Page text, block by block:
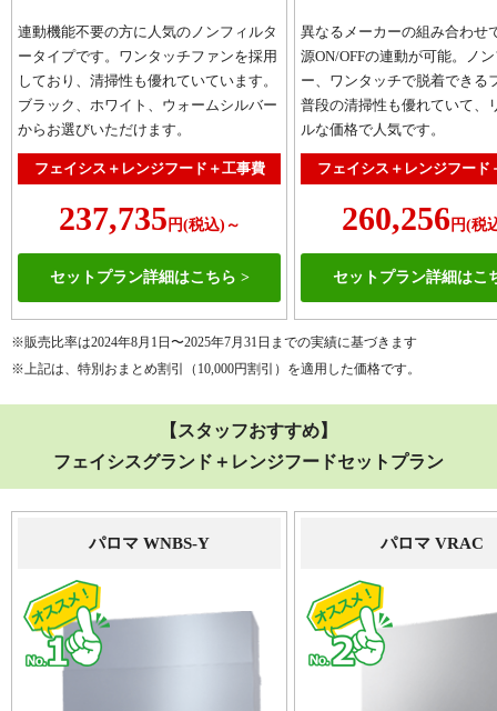
連動機能不要の方に人気のノンフィルタ
ータイプです。ワンタッチファンを採用
しており、清掃性も優れていています。
ブラック、ホワイト、ウォームシルバー
からお選びいただけます。
フェイシス＋レンジフード＋工事費
237,735 円(税込)～
セットプラン詳細はこちら
異なるメーカーの組み合わせ
源ON/OFFの連動が可能。ノ
ー、ワンタッチで脱着できる
普段の清掃性も優れていて、
ルな価格で人気です。
フェイシス＋レンジフード
260,256円(税
セットプラン詳細はこ
※販売比率は2024年8月1日〜2025年7月31日までの実績に基づきます
※上記は、特別おまとめ割引（10,000円割引）を適用した価格です。
【スタッフおすすめ】
フェイシスグランド＋レンジフードセットプラン
パロマ WNBS-Y パロマ VRAC